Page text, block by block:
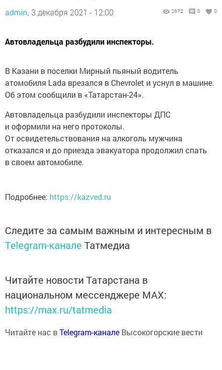
admin, 3 декабря 2021 - 12:00 2672 0 0
Автовладельца разбудили инспекторы.
В Казани в поселки Мирный пьяный водитель
атомобиля Lada врезался в Сhevrolet и уснул в машине.
Об этом сообщили в «Татарстан-24».
Автовладельца разбудили инспекторы ДПС
и оформили на него протоколы.
От освидетельствования на алкоголь мужчина
отказался и до приезда эвакуатора продолжил спать
в своем автомобиле.
Подробнее: https://kazved.ru
Следите за самым важным и интересным в
Telegram-канале Татмедиа
Читайте новости Татарстана в
национальном мессенджере MАХ:
https://max.ru/tatmedia
Читайте нас вTelegram-канале Высокогорские вести